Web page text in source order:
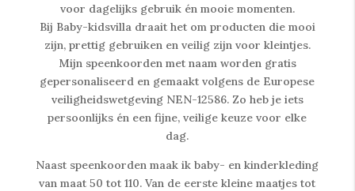
voor dagelijks gebruik én mooie momenten.
Bij Baby-kidsvilla draait het om producten die mooi
zijn, prettig gebruiken en veilig zijn voor kleintjes.
Mijn speenkoorden met naam worden gratis
gepersonaliseerd en gemaakt volgens de Europese
veiligheidswetgeving NEN-12586. Zo heb je iets
persoonlijks én een fijne, veilige keuze voor elke
dag.
Naast speenkoorden maak ik baby- en kinderkleding
van maat 50 tot 110. Van de eerste kleine maatjes tot